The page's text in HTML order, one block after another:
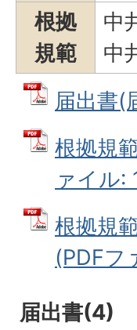
根拠
規範
中
中
届出書(
根拠規
ァイル:
根拠規
(PDFフ
届出書(4)